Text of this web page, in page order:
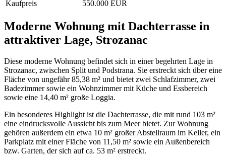
Kaufpreis
550.000 EUR
Moderne Wohnung mit Dachterrasse in
attraktiver Lage, Strozanac
Diese moderne Wohnung befindet sich in einer begehrten Lage in
Strozanac, zwischen Split und Podstrana. Sie erstreckt sich über eine
Fläche von ungefähr 85,38 m² und bietet zwei Schlafzimmer, zwei
Badezimmer sowie ein Wohnzimmer mit Küche und Essbereich
sowie eine 14,40 m² große Loggia.
Ein besonderes Highlight ist die Dachterrasse, die mit rund 103 m²
eine eindrucksvolle Aussicht bis zum Meer bietet. Zur Wohnung
gehören außerdem ein etwa 10 m² großer Abstellraum im Keller, ein
Parkplatz mit einer Fläche von 11,50 m² sowie ein Außenbereich
bzw. Garten, der sich auf ca. 53 m² erstreckt.